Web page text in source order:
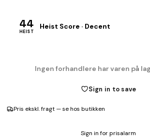
44
HEIST
Heist Score · Decent
Ingen forhandlere har varen på
Sign in to save
Pris ekskl. fragt — se hos butikken
Sign in for prisalarm